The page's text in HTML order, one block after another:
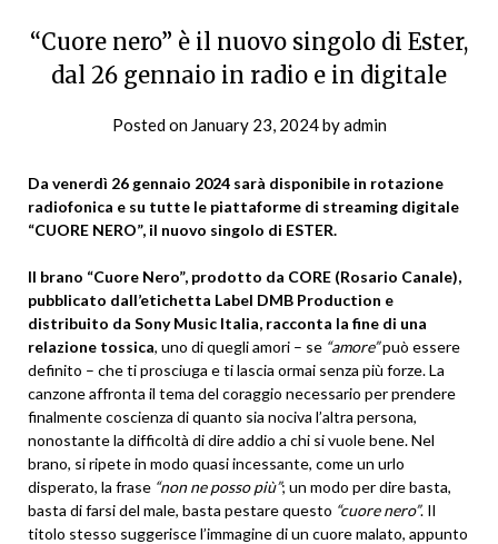
“Cuore nero” è il nuovo singolo di Ester,
dal 26 gennaio in radio e in digitale
Posted on January 23, 2024byadmin
Da venerdì 26 gennaio 2024 sarà disponibile in rotazione
radiofonica e su tutte le piattaforme di streaming digitale
“CUORE NERO”, il nuovo singolo di ESTER.
Il brano “Cuore Nero”, prodotto da CORE (Rosario Canale),
pubblicato dall’etichetta Label DMB Production e
distribuito da Sony Music Italia, racconta la fine di una
relazione tossica, uno di quegli amori – se “amore”può essere
definito – che ti prosciuga e ti lascia ormai senza più forze. La
canzone affronta il tema del coraggio necessario per prendere
finalmente coscienza di quanto sia nociva l’altra persona,
nonostante la difficoltà di dire addio a chi si vuole bene. Nel
brano, si ripete in modo quasi incessante, come un urlo
disperato, la frase “non ne posso più”; un modo per dire basta,
basta di farsi del male, basta pestare questo “cuore nero”. Il
titolo stesso suggerisce l’immagine di un cuore malato, appunto